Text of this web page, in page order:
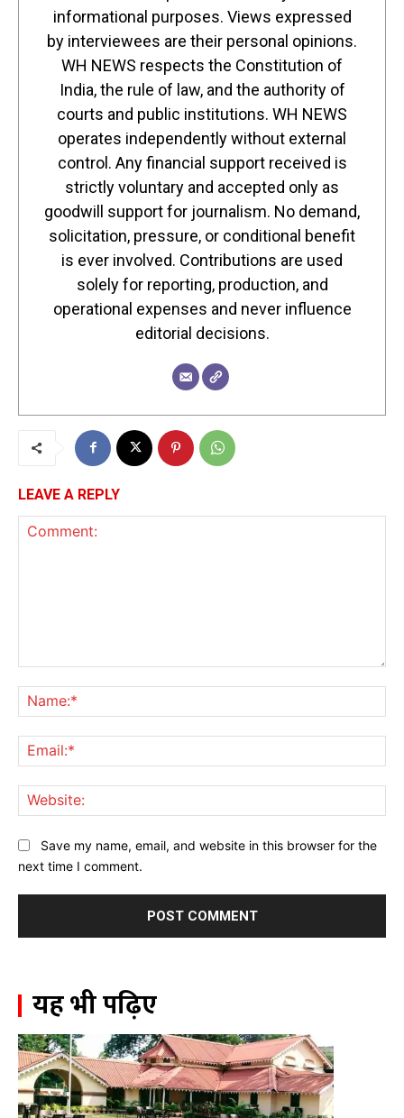
informational purposes. Views expressed
by interviewees are their personal opinions.
WH NEWS respects the Constitution of
India, the rule of law, and the authority of
courts and public institutions. WH NEWS
operates independently without external
control. Any financial support received is
strictly voluntary and accepted only as
goodwill support for journalism. No demand,
solicitation, pressure, or conditional benefit
is ever involved. Contributions are used
solely for reporting, production, and
operational expenses and never influence
editorial decisions.
LEAVE A REPLY
Save my name, email, and website in this browser for the
next time I comment.
यह भी पढ़िए